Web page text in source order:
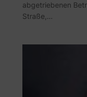
abgetriebenen
Straße,…